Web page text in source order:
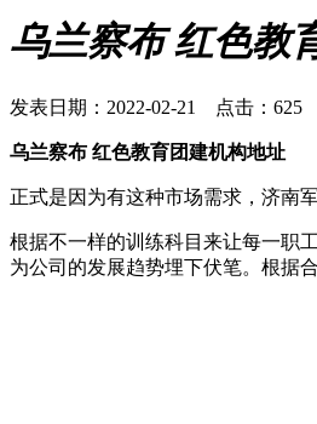
乌兰察布 红色教
发表日期：2022-02-21 点击：625
乌兰察布 红色教育团建机构地址
正式是因为有这种市场需求，济南
根据不一样的训练科目来让每一职
为公司的发展趋势埋下伏笔。根据